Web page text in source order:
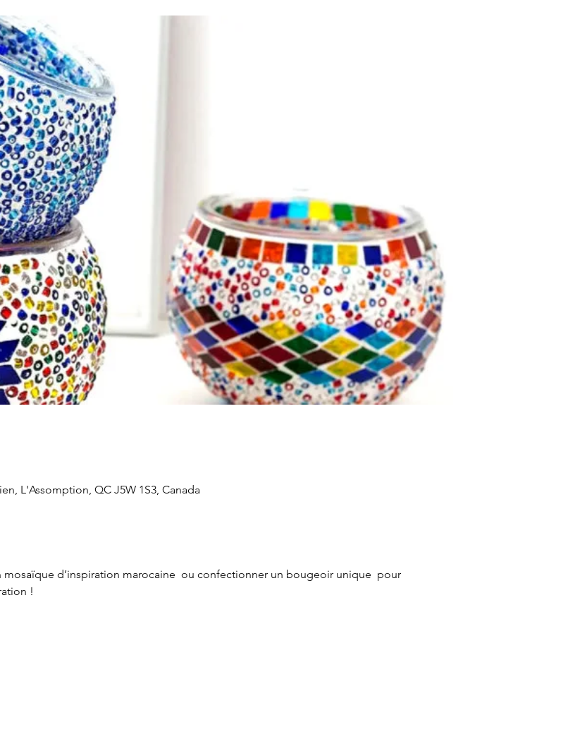
L'Assomption, QC J5W 1S3, Canada
d’inspiration marocaine  ou confectionner un bougeoir unique  pour
!